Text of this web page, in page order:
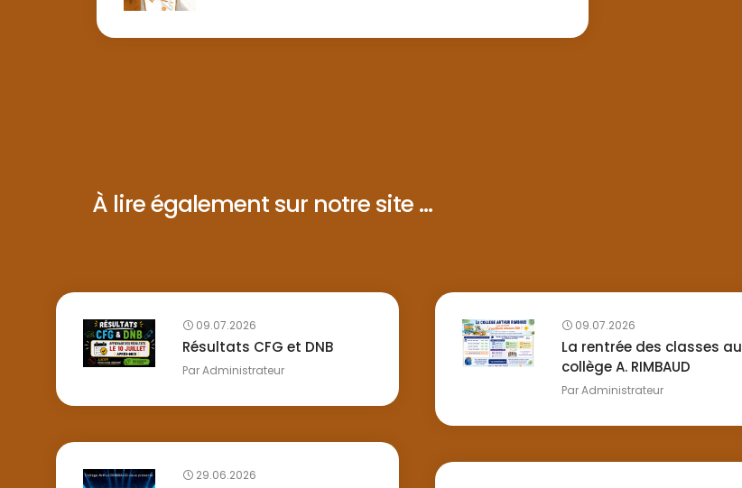
À lire également sur notre site ...
09.07.2026
Résultats CFG et DNB
ParAdministrateur
09.07.2026
La rentrée des classes au
collège A. RIMBAUD
ParAdministrateur
29.06.2026